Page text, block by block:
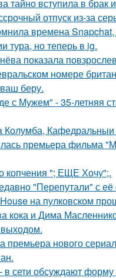
вступила в брак
отпуск из-за
времена
тура, но теперь в ig.
показала
номере
беру.
с Мужем" - 35-летняя
Колумба,
премьера фильма
копчения "; ЕЩЕ Хочу";.
"Перепутали" с
на пулковском
кока и Дима
нового
- в сети обсуждают